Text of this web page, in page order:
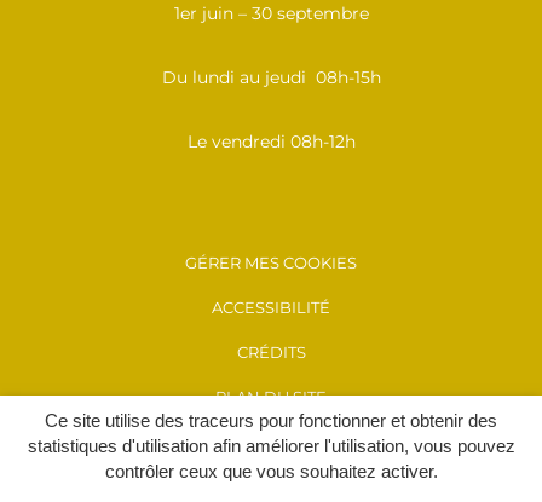
Ce site utilise des traceurs pour fonctionner et obtenir des
statistiques d'utilisation afin améliorer l'utilisation, vous pouvez
contrôler ceux que vous souhaitez activer.
1er juin – 30 septembre
Du lundi au jeudi 08h-15h
Le vendredi 08h-12h
GÉRER MES COOKIES
ACCESSIBILITÉ
CRÉDITS
PLAN DU SITE
MENTIONS LÉGALES
POLITIQUE DE CONFIDENTIALITÉ